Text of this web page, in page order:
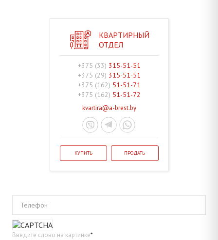
КВАРТИРНЫЙ
ОТДЕЛ
+375 (33) 315-51-51
+375 (29) 315-51-51
+375 (162) 51-51-71
+375 (162) 51-51-72
kvartira@a-brest.by
КУПИТЬ ПРОДАТЬ
Телефон
Введите слово на картинке*